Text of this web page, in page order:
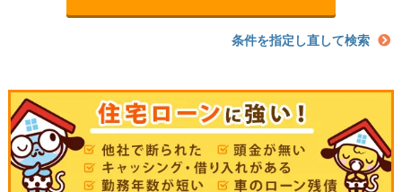
条件を指定し直して検索